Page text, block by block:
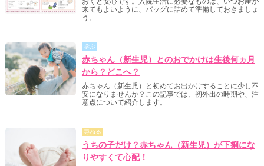
来てもよいように、バッグに詰めて準備しておきましょ
う。
学ぶ
赤ちゃん（新生児）とのおでかけは生後何ヵ月
から？どこへ？
赤ちゃん（新生児）と初めてお出かけすることに少し不
安になりませんか？この記事では、初外出の時期や、注
意点について紹介します。
尋ねる
うちの子だけ？赤ちゃん（新生児）が下痢にな
りやすくて心配！